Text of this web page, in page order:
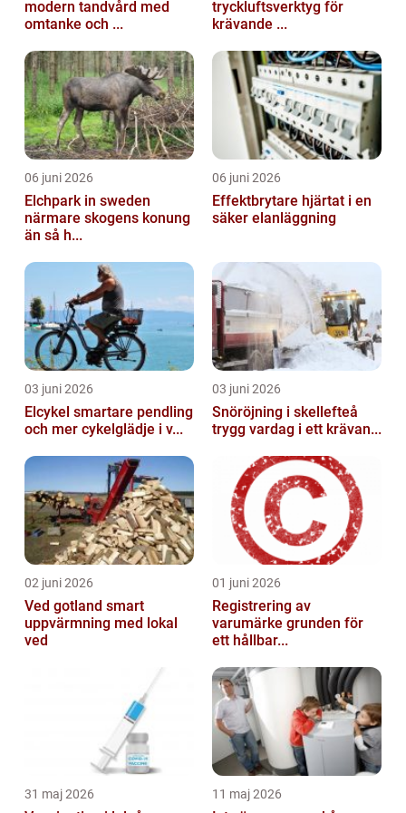
modern tandvård med
omtanke och ...
tryckluftsverktyg för
krävande ...
06 juni 2026
Elchpark in sweden
närmare skogens konung
än så h...
06 juni 2026
Effektbrytare hjärtat i en
säker elanläggning
03 juni 2026
Elcykel smartare pendling
och mer cykelglädje i v...
03 juni 2026
Snöröjning i skellefteå
trygg vardag i ett krävan...
02 juni 2026
Ved gotland smart
uppvärmning med lokal
ved
01 juni 2026
Registrering av
varumärke grunden för
ett hållbar...
31 maj 2026 11 maj 2026